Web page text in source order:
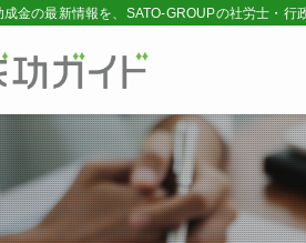
金の最新情報を、SATO-GROUPの社労士・行